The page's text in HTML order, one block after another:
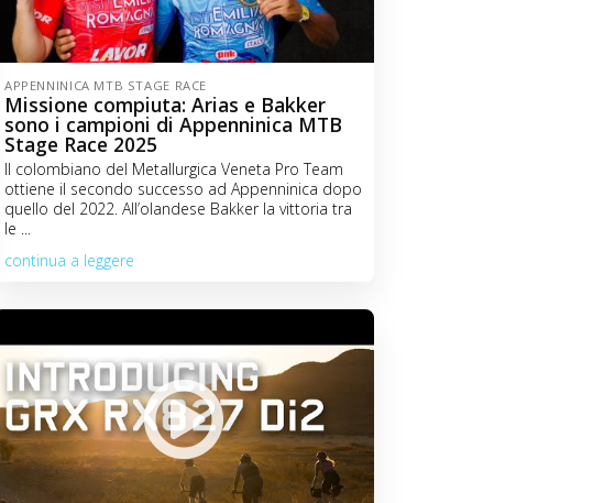
APPENNINICA MTB STAGE RACE
Missione compiuta: Arias e Bakker
sono i campioni di Appenninica MTB
Stage Race 2025
Il colombiano del Metallurgica Veneta Pro Team
ottiene il secondo successo ad Appenninica dopo
quello del 2022. All’olandese Bakker la vittoria tra
le ...
continua a leggere